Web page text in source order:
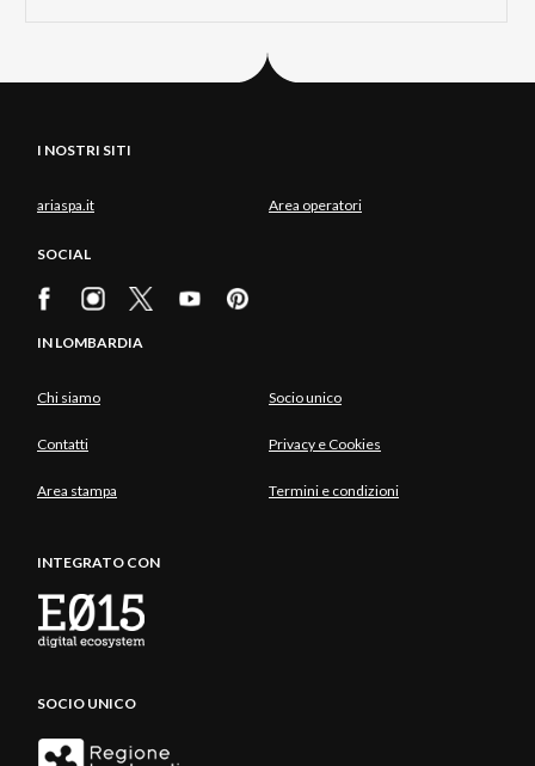
I NOSTRI SITI
ariaspa.it Area operatori
SOCIAL
IN LOMBARDIA
Chi siamo Socio unico
Contatti Privacy e Cookies
Area stampa Termini e condizioni
INTEGRATO CON
SOCIO UNICO